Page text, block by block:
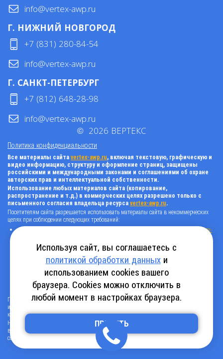
info@vertex-awp.ru
Г. НИЖНИЙ НОВГОРОД
+7 (831) 280-84-54
info@vertex-awp.ru
Г. САНКТ-ПЕТЕРБУРГ
+7 (812) 648-28-98
info@vertex-awp.ru
Политика конфиденциальности
© 2026 ВЕРТЕКС
Все материалы сайта vertex-awp.ru, включая текстовую, графическую и
видео информацию, структуру и оформление страниц, защищены
российскими и международными законами и соглашениями об охране
авторских прав и интеллектуальной собственности.
Использование любых материалов сайта (копирование,
распространение и т.д.) в коммерческих целях разрешено только с
письменного согласия владельца ресурса vertex-awp.ru.
Посетителям сайта разрешается использовать материалы сайта в некоммерческих
целях при соблюдении следующих требований:
поставить прямую активную гиперссылку на оригинал в виде: «источник
vertex-
системами, т.е. запрещено применять «noindex», «nofollow» и любые другие
способы, нельзя использовать редирект в ссылках;
все ссылки, имеющиеся в тексте материала, должны оставаться в неизменном
виде и быть прямыми и активными;
в случае регулярного использования материалов сайтаvertex-awp.ru
активная ссылка на ресурс должна быть размещена на главной странице вашего
сайта (в любом видимом месте).
Посетителям сайта разрешается копировать/скачивать только следующую
информацию: бланки, анкеты, каталоги, промокоды на скидки, адреса офисов,
контактные телефоны и контактную информацию.
Нарушение вышеуказанных положений является нарушением авторских прав и
влечет наступление гражданской, административной и уголовной ответственности в
соответствии с действующим законодательством.
Используя сайт, вы соглашаетесь с
политикой обработки данныхи
использованием cookies вашего
браузера. Cookies можно отключить в
любой момент в настройках браузера.
ПРИНЯТЬ